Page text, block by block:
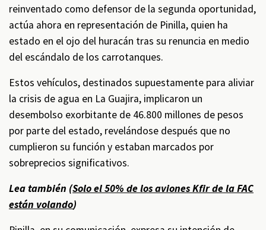
reinventado como defensor de la segunda oportunidad,
actúa ahora en representación de Pinilla, quien ha
estado en el ojo del huracán tras su renuncia en medio
del escándalo de los carrotanques.
Estos vehículos, destinados supuestamente para aliviar
la crisis de agua en La Guajira, implicaron un
desembolso exorbitante de 46.800 millones de pesos
por parte del estado, revelándose después que no
cumplieron su función y estaban marcados por
sobreprecios significativos.
Lea también (Solo el 50% de los aviones Kfir de la FAC
están volando)